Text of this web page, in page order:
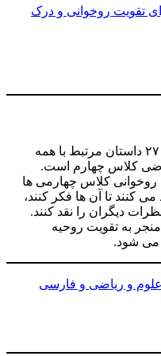
کتاب فلسفیدن چهارم دبستان شامل ۲۷ داستان مرتبط با همه
کلاس چهارم است.
روخوانی کلاس چهارمی ها
کنند تا آن ها فکر کنند،
دیگران را نقد کنند.
به تقویت روحیه
می شود.